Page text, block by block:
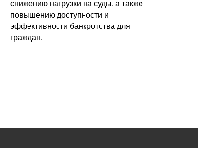
снижению нагрузки на суды, а также
повышению доступности и
эффективности банкротства для
граждан.